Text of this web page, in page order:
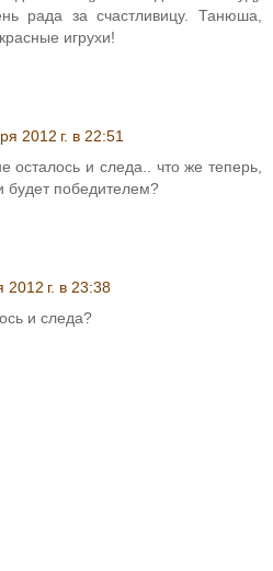
рада за счастливицу. Танюша,
игрухи!
2012 г. в 22:51
осталось и следа.. что же теперь,
победителем?
2012 г. в 23:38
и следа?